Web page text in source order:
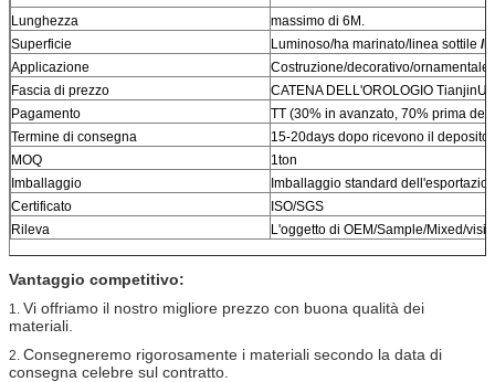
Lunghezza
massimo di 6M.
Superficie
Luminoso/ha marinato/linea sottile /
Applicazione
Costruzione/decorativo/ornamentale
Fascia di prezzo
CATENA DELL'OROLOGIO
Pagamento
TT (30% in avanzato, 70% prima
Termine di consegna
15-20days dopo ricevono il deposito
MOQ
1ton
Imballaggio
Imballaggio standard
Certificato
ISO/SGS
Rileva
L'oggetto di OEM/Sample/Mixed/
Vantaggio competitivo:
1. Vi offriamo il nostro migliore prezzo con buona qualità dei
materiali.
2. Consegneremo rigorosamente i materiali secondo la data di
consegna celebre sul contratto.